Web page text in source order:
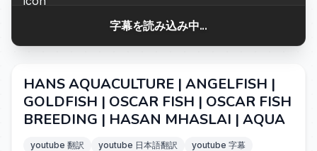
字幕を読み込み中...
HANS AQUACULTURE | ANGELFISH |
GOLDFISH | OSCAR FISH | OSCAR FISH
BREEDING | HASAN MHASLAI | AQUA
youtube 翻訳 youtube 日本語翻訳
youtube 字幕